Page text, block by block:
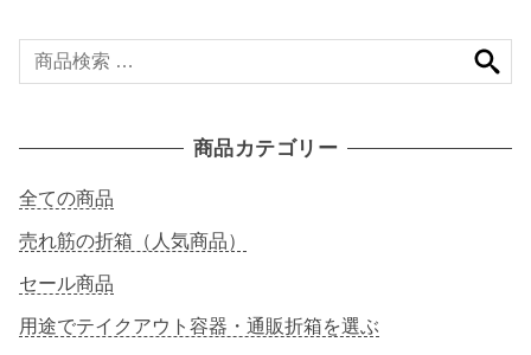
検
索
:
商品カテゴリー
全ての商品
売れ筋の折箱（人気商品）
セール商品
用途でテイクアウト容器・通販折箱を選ぶ